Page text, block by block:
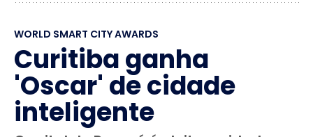
WORLD SMART CITY AWARDS
Curitiba ganha
'Oscar' de cidade
inteligente